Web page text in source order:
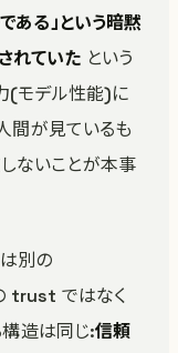
ある」という暗黙
れていた という
(モデル性能)に
間が見ているも
ないことが本事
別の
trust ではなく
造は同じ:信頼